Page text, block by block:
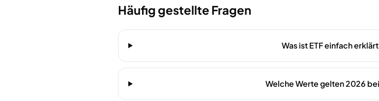
Häufig gestellte Fragen
Was ist ETF einfach
Welche Werte gelten 2026 bei